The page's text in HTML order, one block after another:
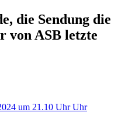
die Sendung die
von ASB letzte
um 21.10 Uhr Uhr